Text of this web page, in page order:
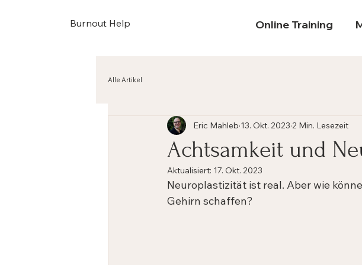
Burnout Help Online Training
Alle Artikel
Achtsamkeit und
Eric Mahleb 13. Okt. 2023 2 Min. Lesezeit
Aktualisiert: 17. Okt. 2023
Neuroplastizität ist real. Aber wie
Gehirn schaffen?